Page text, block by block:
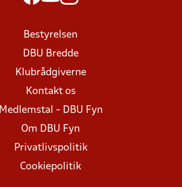
Bestyrelsen
DBU Bredde
Klubrådgiverne
Kontakt os
Medlemstal - DBU Fyn
Om DBU Fyn
Privatlivspolitik
Cookiepolitik